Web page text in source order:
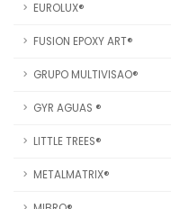
EUROLUX®
FUSION EPOXY ART®
GRUPO MULTIVISAO®
GYR AGUAS ®
LITTLE TREES®
METALMATRIX®